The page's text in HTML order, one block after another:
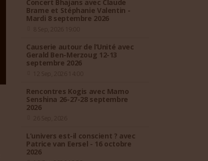
Concert Bhajans avec Claude
Brame et Stéphanie Valentin -
Mardi 8 septembre 2026
Causerie autour de l’Unité avec
Gerald Ben-Merzoug 12-13
septembre 2026
Rencontres Kogis avec Mamo
Senshina 26-27-28 septembre
2026
L’univers est-il conscient ? avec
Patrice van Eersel - 16 octobre
2026